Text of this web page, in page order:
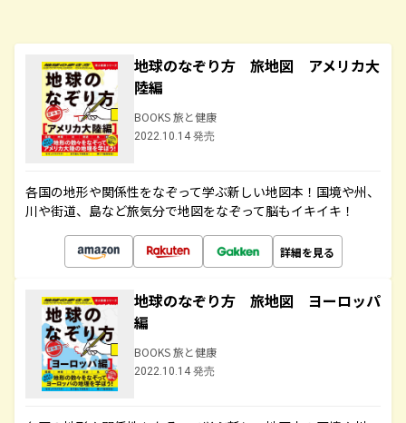
地球のなぞり方 旅地図 アメリカ大
陸編
BOOKS 旅と健康
2022.10.14 発売
各国の地形や関係性をなぞって学ぶ新しい地図本！国境や州、
川や街道、島など旅気分で地図をなぞって脳もイキイキ！
詳細を見る
地球のなぞり方 旅地図 ヨーロッパ
編
BOOKS 旅と健康
2022.10.14 発売